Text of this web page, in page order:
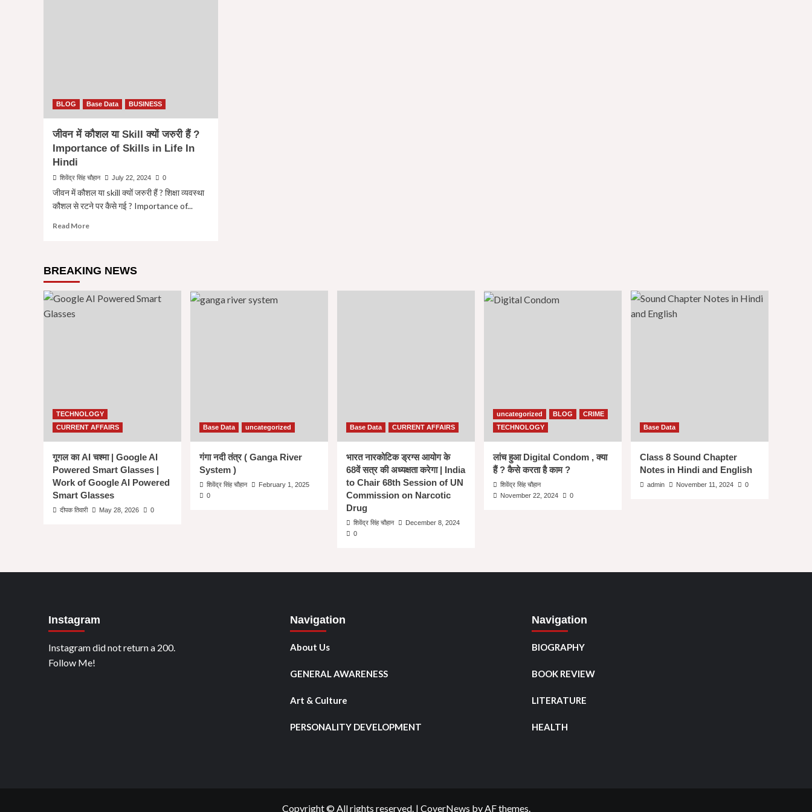
BLOG Base Data BUSINESS
जीवन में कौशल या Skill क्यों जरुरी हैं ?
Importance of Skills in Life In
Hindi
शिवेंद्र सिंह चौहान July 22, 2024 0
जीवन में कौशल या skill क्यों जरुरी हैं ? शिक्षा व्यवस्था
कौशल से रटने पर कैसे गई ? Importance of...
Read MoreRead
में
या
Skill
Life
In
Hindi
BREAKING NEWS
TECHNOLOGY
CURRENT AFFAIRS
गूगल का AI चश्मा | Google AI
Powered Smart Glasses |
Work of Google AI Powered
Smart Glasses
दीपक तिवारी May 28, 2026 0
Base Data uncategorized
गंगा नदी तंत्र ( Ganga River
System )
शिवेंद्र सिंह चौहान
February 1, 2025
0
Base Data CURRENT AFFAIRS
भारत नारकोटिक ड्रग्स आयोग के
68वें सत्र की अध्यक्षता करेगा | India
to Chair 68th Session of UN
Commission on Narcotic
Drug
शिवेंद्र सिंह चौहान
December 8, 2024
0
uncategorized BLOG
CRIME
TECHNOLOGY
लांच हुआ Digital Condom , क्या
हैं ? कैसे करता है काम ?
शिवेंद्र सिंह चौहान
November 22, 2024
0
Base Data
Class 8 Sound Chapter
Notes in Hindi and English
admin November 11, 2024 0
Instagram
Instagram did not return a 200.
Follow Me!
Navigation
About Us
GENERAL AWARENESS
Art & Culture
PERSONALITY DEVELOPMENT
Navigation
BIOGRAPHY
BOOK REVIEW
LITERATURE
HEALTH
Copyright © All rights reserved. | CoverNews by AF themes.